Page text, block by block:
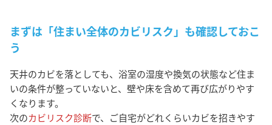
まずは「住まい全体のカビリスク」も確認しておこ
う
天井のカビを落としても、浴室の湿度や換気の状態など住ま
いの条件が整っていないと、壁や床を含めて再び広がりやす
くなります。
次のカビリスク診断で、ご自宅がどれくらいカビを招きやす